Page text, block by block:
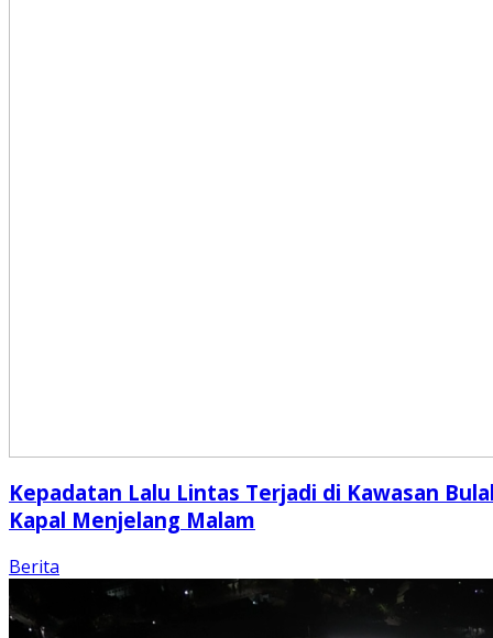
Kepadatan Lalu Lintas Terjadi di Kawasan
Kapal Menjelang Malam
Berita